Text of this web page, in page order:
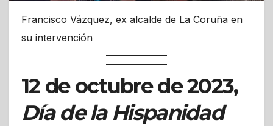
Francisco Vázquez, ex alcalde de La Coruña en
su intervención
12 de octubre de 2023,
Día de la Hispanidad